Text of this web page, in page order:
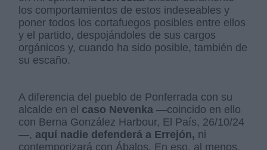
los comportamientos de estos indeseables y
poner todos los cortafuegos posibles entre ellos
y el partido, despojándoles de sus cargos
orgánicos y, cuando ha sido posible, también de
su escaño.
A diferencia del pueblo de Ponferrada con su
alcalde en el caso Nevenka —coincido en ello
con Berna González Harbour, El País, 26/10/24
—, aquí nadie defenderá a Errejón, ni
contemporizará con Ábalos. En eso, al menos,